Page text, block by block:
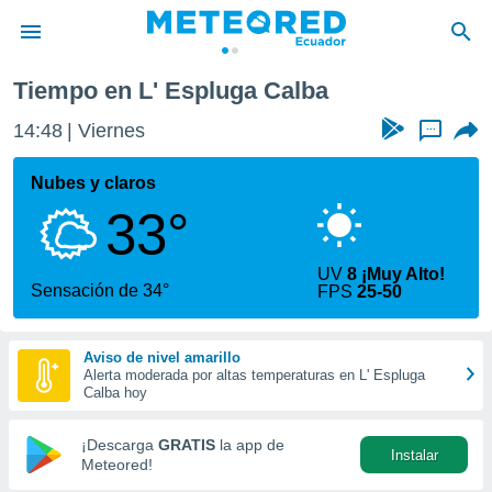
de
ha
calidad.
a este
las
y
forma
digital
basada
Tiempo en L' Espluga Calba
14:48 Viernes ...
Nubes y claros
33°
Sensación de 34°
UV8 ¡Muy Alto!
FPS25-50
Aviso de nivel amarillo
Alerta moderada por altas temperaturas en L' Espluga
Calba hoy
¡Descarga GRATIS la app de
Meteored!
Instalar